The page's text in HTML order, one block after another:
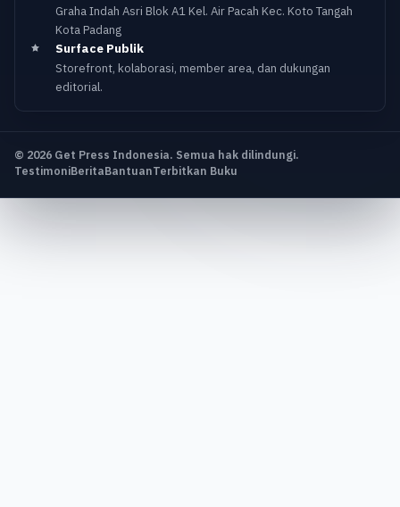
Graha Indah Asri Blok A1 Kel. Air Pacah Kec. Koto Tangah
Kota Padang
Surface Publik
Storefront, kolaborasi, member area, dan dukungan
editorial.
© 2026 Get Press Indonesia. Semua hak dilindungi.
TestimoniBeritaBantuanTerbitkan Buku